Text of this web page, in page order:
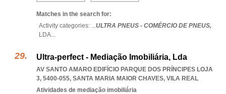
Matches in the search for:
Activity categories: ...ULTRA PNEUS - COMÉRCIO DE PNEUS,
LDA...
Ultra-perfect - Mediação Imobiliária, Lda
AV SANTO AMARO EDIFÍCIO PARQUE DOS PRÍNCIPES LOJA
3, 5400-055, SANTA MARIA MAIOR CHAVES, VILA REAL
Atividades de mediação imobiliária